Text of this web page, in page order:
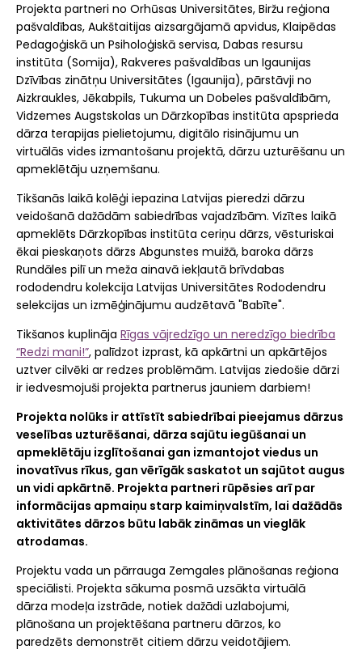
Projekta partneri no Orhūsas Universitātes, Biržu reģiona
pašvaldības, Aukštaitijas aizsargājamā apvidus, Klaipēdas
Pedagoģiskā un Psiholoģiskā servisa, Dabas resursu
institūta (Somija), Rakveres pašvaldības un Igaunijas
Dzīvības zinātņu Universitātes (Igaunija), pārstāvji no
Aizkraukles, Jēkabpils, Tukuma un Dobeles pašvaldībām,
Vidzemes Augstskolas un Dārzkopības institūta apsprieda
dārza terapijas pielietojumu, digitālo risinājumu un
virtuālās vides izmantošanu projektā, dārzu uzturēšanu un
apmeklētāju uzņemšanu.
Tikšanās laikā kolēģi iepazina Latvijas pieredzi dārzu
veidošanā dažādām sabiedrības vajadzībām. Vizītes laikā
apmeklēts Dārzkopības institūta ceriņu dārzs, vēsturiskai
ēkai pieskaņots dārzs Abgunstes muižā, baroka dārzs
Rundāles pilī un meža ainavā iekļautā brīvdabas
rododendru kolekcija Latvijas Universitātes Rododendru
selekcijas un izmēģinājumu audzētavā "Babīte".
Tikšanos kuplināja Rīgas vājredzīgo un neredzīgo biedrība
“Redzi mani!”, palīdzot izprast, kā apkārtni un apkārtējos
uztver cilvēki ar redzes problēmām. Latvijas ziedošie dārzi
ir iedvesmojuši projekta partnerus jauniem darbiem!
Projekta nolūks ir attīstīt sabiedrībai pieejamus dārzus
veselības uzturēšanai, dārza sajūtu iegūšanai un
apmeklētāju izglītošanai gan izmantojot viedus un
inovatīvus rīkus, gan vērīgāk saskatot un sajūtot augus
un vidi apkārtnē. Projekta partneri rūpēsies arī par
informācijas apmaiņu starp kaimiņvalstīm, lai dažādās
aktivitātes dārzos būtu labāk zināmas un vieglāk
atrodamas.
Projektu vada un pārrauga Zemgales plānošanas reģiona
speciālisti. Projekta sākuma posmā uzsākta virtuālā
dārza modeļa izstrāde, notiek dažādi uzlabojumi,
plānošana un projektēšana partneru dārzos, ko
paredzēts demonstrēt citiem dārzu veidotājiem.